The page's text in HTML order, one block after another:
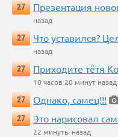
27
Презентация
назад
27
Что уставился?
назад
27
Приходите тётя
10 часов 20 минут назад
27
Однако, самец!!!
27
Это нарисовал
22 минуты назад